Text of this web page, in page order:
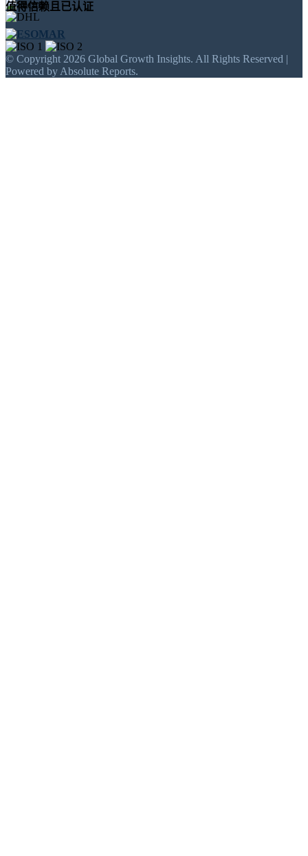
值得信赖且已认证
© Copyright 2026 Global Growth Insights. All Rights Reserved |
Powered by Absolute Reports.